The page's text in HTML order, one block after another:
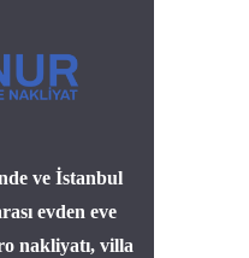
ve İstanbul
evden eve
nakliyatı, villa